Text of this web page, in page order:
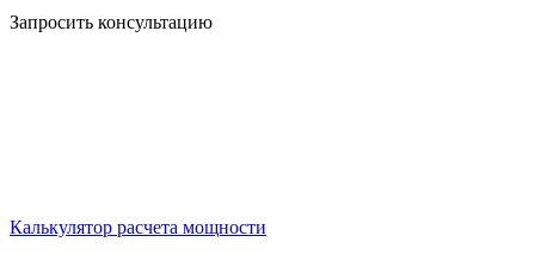
Запросить консультацию
Калькулятор расчета мощности